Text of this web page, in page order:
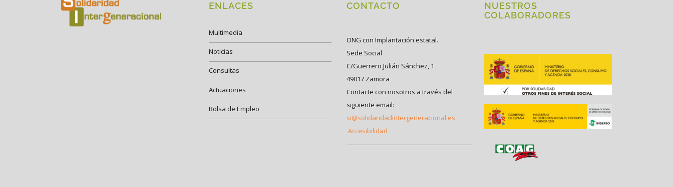
ENLACES
Multimedia
Noticias
Consultas
Actuaciones
Bolsa de Empleo
CONTACTO
ONG con Implantación estatal.
Sede Social
C/Guerrero Julián Sánchez, 1
49017 Zamora
Contacte con nosotros a través del
siguiente email:
si@solidaridadintergeneracional.es
Accesibilidad
NUESTROS
COLABORADORES